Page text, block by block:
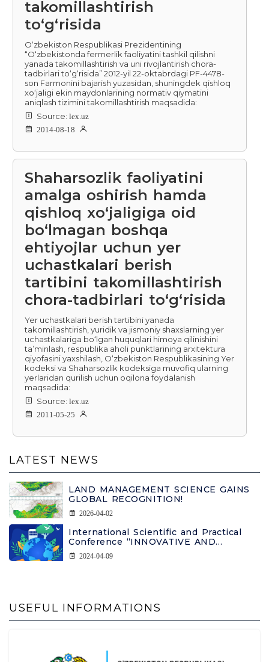
takomillashtirish
to‘g‘risida
O‘zbekiston Respublikasi Prezidentining
“O‘zbekistonda fermerlik faoliyatini tashkil qilishni
yanada takomillashtirish va uni rivojlantirish chora-
tadbirlari to‘g‘risida” 2012-yil 22-oktabrdagi PF-4478-
son Farmonini bajarish yuzasidan, shuningdek qishloq
xo‘jaligi ekin maydonlarining normativ qiymatini
aniqlash tizimini takomillashtirish maqsadida:
Source: lex.uz
2014-08-18
Shaharsozlik faoliyatini
amalga oshirish hamda
qishloq xo‘jaligiga oid
bo‘lmagan boshqa
ehtiyojlar uchun yer
uchastkalari berish
tartibini takomillashtirish
chora-tadbirlari to‘g‘risida
Yer uchastkalari berish tartibini yanada
takomillashtirish, yuridik va jismoniy shaxslarning yer
uchastkalariga bo‘lgan huquqlari himoya qilinishini
ta’minlash, respublika aholi punktlarining arxitektura
qiyofasini yaxshilash, O‘zbekiston Respublikasining Yer
kodeksi va Shaharsozlik kodeksiga muvofiq ularning
yerlaridan qurilish uchun oqilona foydalanish
maqsadida:
Source: lex.uz
2011-05-25
LATEST NEWS
LAND MANAGEMENT SCIENCE GAINS
GLOBAL RECOGNITION!
2026-04-02
International Scientific and Practical
Conference “INNOVATIVE AND
INTENSIVE APPROACHES TO
COMBATING LAND DEGRADATION”
2024-04-09
USEFUL INFORMATIONS